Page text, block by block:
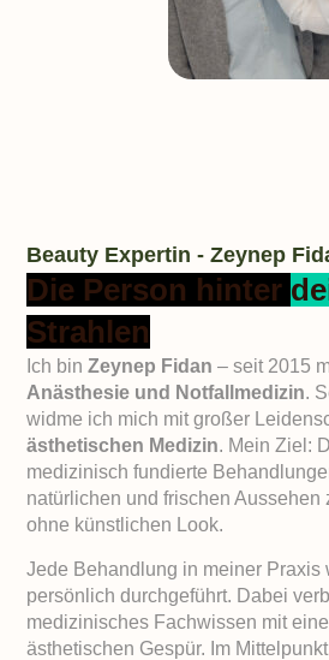
Beauty Expertin - Zeynep
Die Person hinter
Strahlen
Ich bin Zeynep Fidan – seit 2015
Anästhesie und Notfallmedizin.
widme ich mich mit großer
ästhetischen Medizin. Mein Ziel:
medizinisch fundierte
natürlichen und frischen Aussehen
ohne künstlichen Look.
Jede Behandlung in meiner Praxis
persönlich durchgeführt. Dabei
medizinisches Fachwissen mit
ästhetischen Gespür. Im